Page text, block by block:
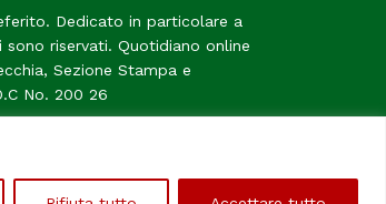
Dedicato in particolare a
riservati. Quotidiano online
Sezione Stampa e
No. 200 26